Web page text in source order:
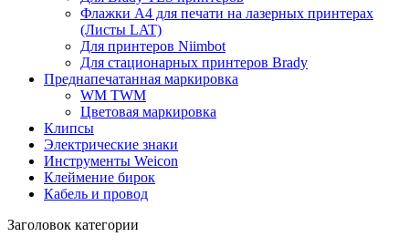
Флажки A4 для печати на лазерных принтерах
(Листы LAT)
Для принтеров Niimbot
Для стационарных принтеров Brady
Преднапечатанная маркировка
WM TWM
Цветовая маркировка
Клипсы
Электрические знаки
Инструменты Weicon
Клеймение бирок
Кабель и провод
Заголовок категории